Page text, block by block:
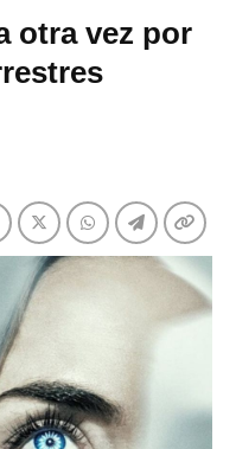
otra vez por